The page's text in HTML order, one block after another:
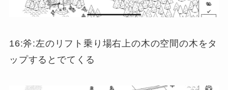
16:斧:左のリフト乗り場右上の木の空間の木をタ
ップするとでてくる